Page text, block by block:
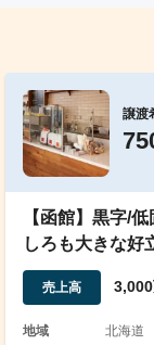
譲渡
【函館】黒字/
しろも大きな好
売上高
地域
北海道